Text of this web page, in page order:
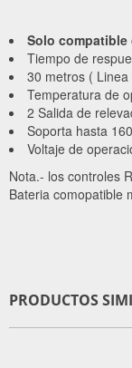
Solo
Tiempo de
30 metros ( Linea
Temperatura de
2 Salida de
Soporta hasta
Voltaje de
Nota.- los controles
Bateria comopatible
PRODUCTOS